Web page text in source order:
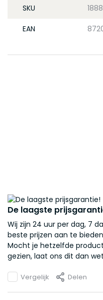
SKU
EAN
De laagste
Wij zijn 24 uur per dag, 7
beste prijzen aan te
Mocht je hetzelfde
gezien, laat ons dit dan
Vergelijk Delen